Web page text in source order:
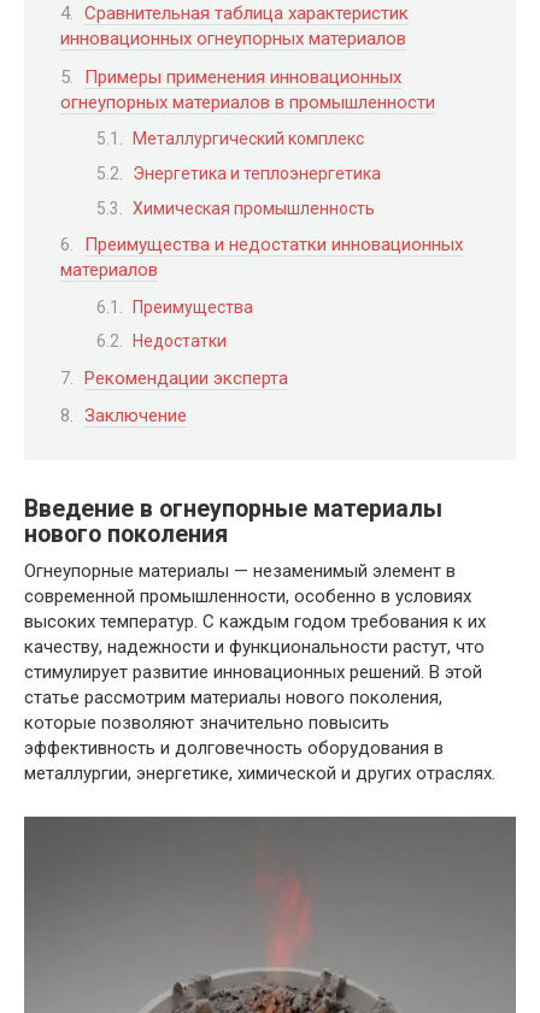
Сравнительная таблица характеристик
инновационных огнеупорных материалов
Примеры применения инновационных
огнеупорных материалов в промышленности
Металлургический комплекс
Энергетика и теплоэнергетика
Химическая промышленность
Преимущества и недостатки инновационных
материалов
Преимущества
Недостатки
Рекомендации эксперта
Заключение
Введение в огнеупорные материалы
нового поколения
Огнеупорные материалы — незаменимый элемент в
современной промышленности, особенно в условиях
высоких температур. С каждым годом требования к их
качеству, надежности и функциональности растут, что
стимулирует развитие инновационных решений. В этой
статье рассмотрим материалы нового поколения,
которые позволяют значительно повысить
эффективность и долговечность оборудования в
металлургии, энергетике, химической и других отраслях.